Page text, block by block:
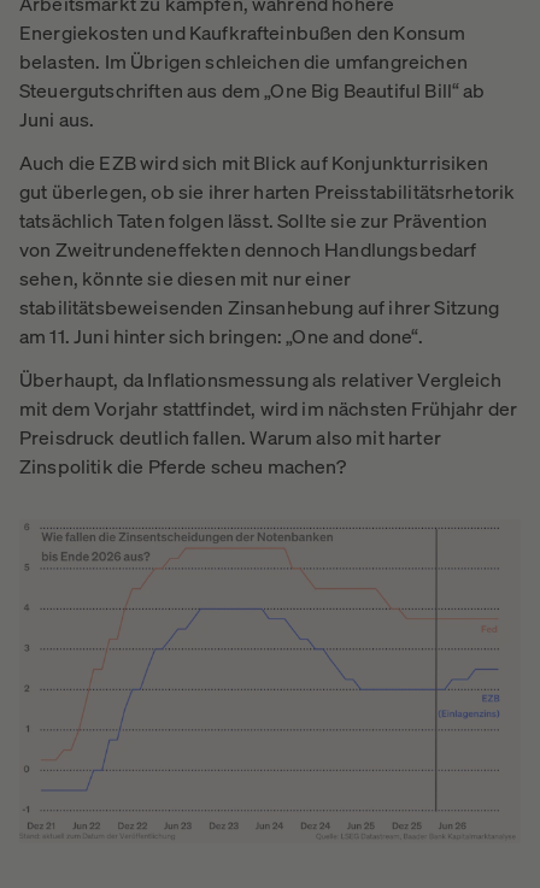
Energiekosten und Kaufkrafteinbußen den Konsum
belasten. Im Übrigen schleichen die umfangreichen
Steuergutschriften aus dem „One Big Beautiful Bill“ ab
Juni aus.
Auch die EZB wird sich mit Blick auf Konjunkturrisiken
gut überlegen, ob sie ihrer harten Preisstabilitätsrhetorik
tatsächlich Taten folgen lässt. Sollte sie zur Prävention
von Zweitrundeneffekten dennoch Handlungsbedarf
sehen, könnte sie diesen mit nur einer
stabilitätsbeweisenden Zinsanhebung auf ihrer Sitzung
am 11. Juni hinter sich bringen: „One and done“.
Überhaupt, da Inflationsmessung als relativer Vergleich
mit dem Vorjahr stattfindet, wird im nächsten Frühjahr der
Preisdruck deutlich fallen. Warum also mit harter
Zinspolitik die Pferde scheu machen?